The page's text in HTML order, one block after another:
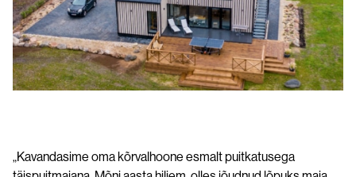
Päikesekatuse paigaldus
Tootelehed ja paigaldusjuhendid
Koostööpartneritele
Kontakt
„Kavandasime oma kõrvalhoone esmalt puitkatusega